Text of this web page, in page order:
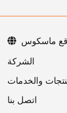
اتصل بنا
ماسكوس